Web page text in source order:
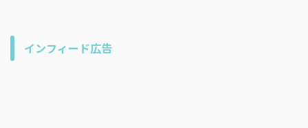
インフィード広告